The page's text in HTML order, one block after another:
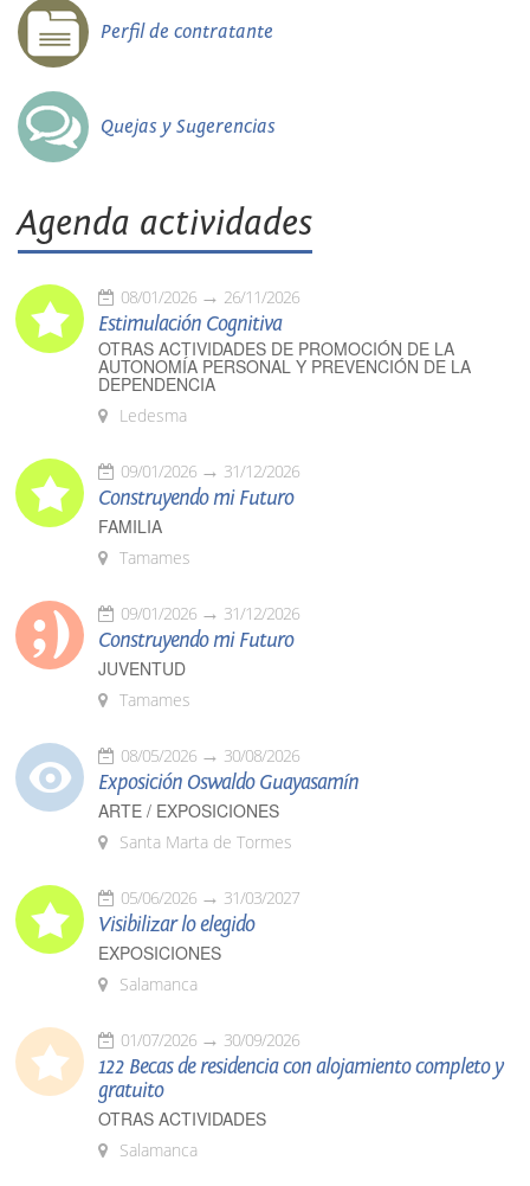
Perfil de contratante
Quejas y Sugerencias
Agenda actividades
08/01/2026 26/11/2026
Estimulación Cognitiva
OTRAS ACTIVIDADES DE PROMOCIÓN DE LA
AUTONOMÍA PERSONAL Y PREVENCIÓN DE LA
DEPENDENCIA
Ledesma
09/01/2026 31/12/2026
Construyendo mi Futuro
FAMILIA
Tamames
09/01/2026 31/12/2026
Construyendo mi Futuro
JUVENTUD
Tamames
08/05/2026 30/08/2026
Exposición Oswaldo Guayasamín
ARTE / EXPOSICIONES
Santa Marta de Tormes
05/06/2026 31/03/2027
Visibilizar lo elegido
EXPOSICIONES
Salamanca
01/07/2026 30/09/2026
122 Becas de residencia con alojamiento completo y
gratuito
OTRAS ACTIVIDADES
Salamanca